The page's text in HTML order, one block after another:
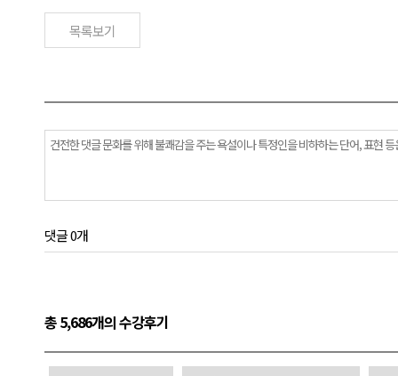
목록보기
댓글 0개
총 5,686개의 수강후기